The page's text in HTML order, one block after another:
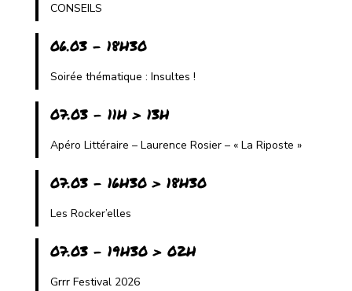
CONSEILS
06.03 - 18H30
Soirée thématique : Insultes !
07.03 - 11H > 13H
Apéro Littéraire – Laurence Rosier – « La Riposte »
07.03 - 16H30 > 18H30
Les Rocker’elles
07.03 - 19H30 > 02H
Grrr Festival 2026